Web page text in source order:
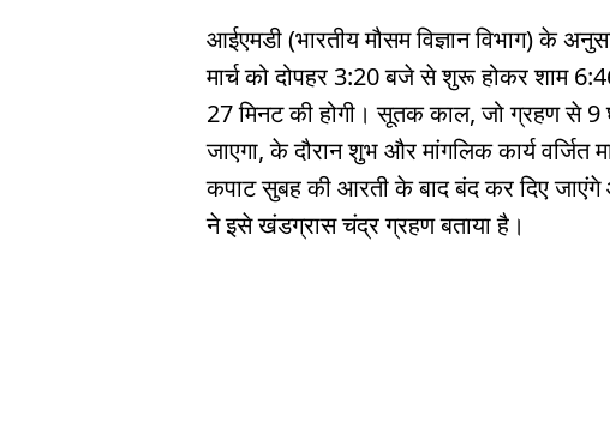
आईएमडी (भारतीय मौसम विज्ञान विभाग) के
मार्च को दोपहर 3:20 बजे से शुरू होकर शाम
27 मिनट की होगी। सूतक काल, जो ग्रहण से
जाएगा, के दौरान शुभ और मांगलिक कार्य
कपाट सुबह की आरती के बाद बंद कर दिए
ने इसे खंडग्रास चंद्र ग्रहण बताया है।